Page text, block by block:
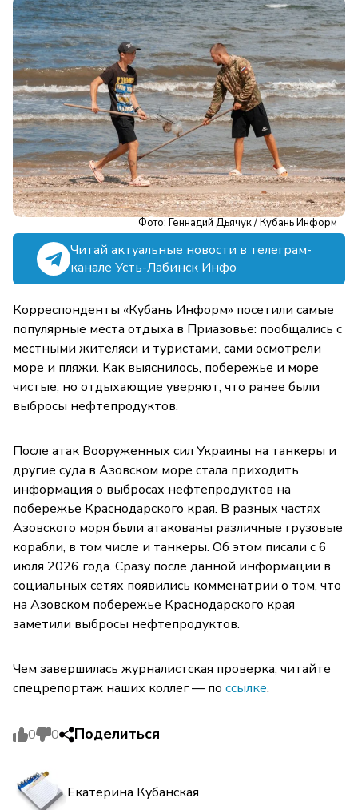
Фото: Геннадий Дьячук / Кубань Информ
Читай актуальные новости в телеграм-
канале Усть-Лабинск Инфо
Корреспонденты «Кубань Информ» посетили самые
популярные места отдыха в Приазовье: пообщались с
местными жителяси и туристами, сами осмотрели
море и пляжи. Как выяснилось, побережье и море
чистые, но отдыхающие уверяют, что ранее были
выбросы нефтепродуктов.
После атак Вооруженных сил Украины на танкеры и
другие суда в Азовском море стала приходить
информация о выбросах нефтепродуктов на
побережье Краснодарского края. В разных частях
Азовского моря были атакованы различные грузовые
корабли, в том числе и танкеры. Об этом писали с 6
июля 2026 года. Сразу после данной информации в
социальных сетях появились комменатрии о том, что
на Азовском побережье Краснодарского края
заметили выбросы нефтепродуктов.
Чем завершилась журналистская проверка, читайте
спецрепортаж наших коллег — по ссылке.
0 0 Поделиться
Екатерина Кубанская